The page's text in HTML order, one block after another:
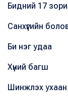
Бидний 17
Санхүүгийн
Би нэг удаа
Хүний багш
Шинжлэх